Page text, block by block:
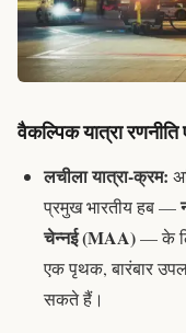
वैकल्पिक यात्रा
लचीला यात्रा-क्रम:
प्रमुख भारतीय हब —
चेन्नई (MAA)— के
एक पृथक, बारंबार
सकते हैं।